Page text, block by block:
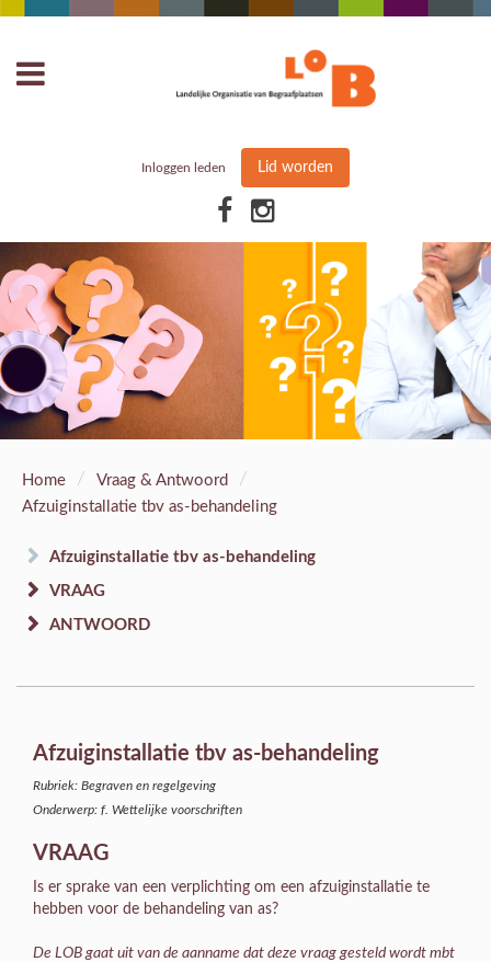
Inloggen leden Lid worden
Home / Vraag & Antwoord /
Afzuiginstallatie tbv as-behandeling
Afzuiginstallatie tbv as-behandeling
VRAAG
ANTWOORD
Afzuiginstallatie tbv as-behandeling
Rubriek: Begraven en regelgeving
Onderwerp: f. Wettelijke voorschriften
VRAAG
Is er sprake van een verplichting om een afzuiginstallatie te
hebben voor de behandeling van as?
De LOB gaat uit van de aanname dat deze vraag gesteld wordt mbt